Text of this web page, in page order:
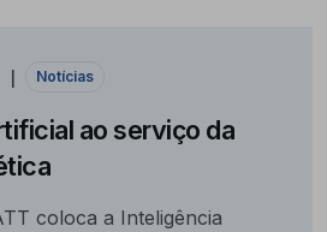
Notícias
ao serviço da
coloca a Inteligência